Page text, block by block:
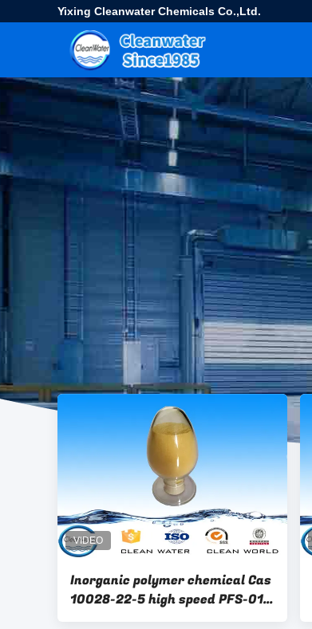
Yixing Cleanwater Chemicals Co.,Ltd.
Inorganic polymer chemical Cas
10028-22-5 high speed PFS-01
cleanwater